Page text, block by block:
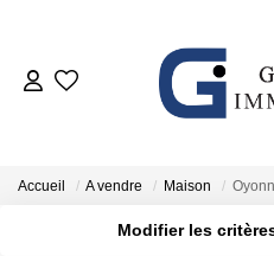
Accueil A vendre Maison
Modifier les